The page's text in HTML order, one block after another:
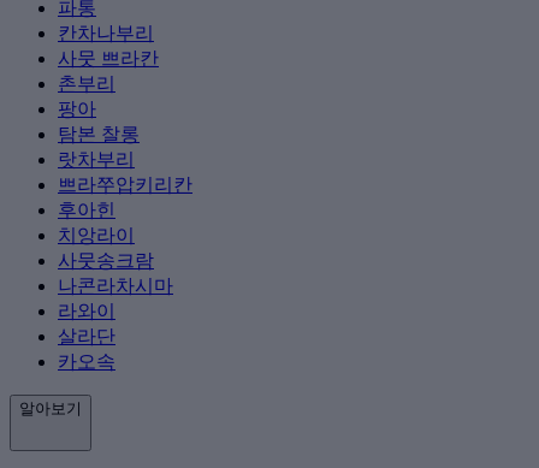
파통
칸차나부리
사뭇 쁘라칸
촌부리
팡아
탐본 찰롱
랏차부리
쁘라쭈압키리칸
후아힌
치앙라이
사뭇송크람
나콘라차시마
라와이
살라단
카오속
알아보기